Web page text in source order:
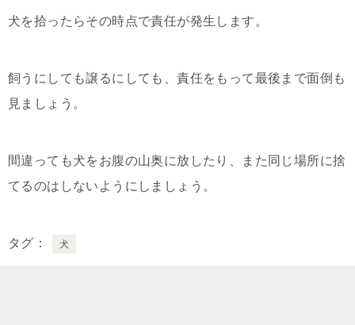
犬を拾ったらその時点で責任が発生します。
飼うにしても譲るにしても、責任をもって最後まで面倒も
見ましょう。
間違っても犬をお腹の山奥に放したり、また同じ場所に捨
てるのはしないようにしましょう。
タグ 犬